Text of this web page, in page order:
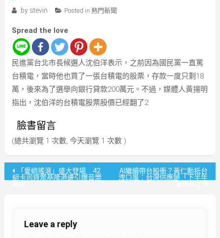
by stevin Posted in 熱門新聞
Spread the love
民進黨台北市長候選人沈伯洋表示，之前因為國民黨一直罵
台積電，當時他也買了一張台積電的股票，存款一度只剩18
萬，後來為了選舉向銀行貸款200萬元。不過，媒體人黃揚明
指出，沈伯洋的台積電股票股價已經翻了2
臉書留言
(總共瀏覽 1 次數, 今天瀏覽 1 次數 )
文 「愛嶼搖滾」盛大登場 42
組卡司齊聚基隆港邊引爆音樂
AI繼續帶台股衝？黃仁勳抵台
洩口風：台灣供應鏈「下半年
Leave a reply